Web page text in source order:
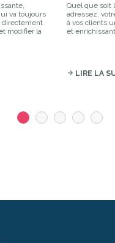
va toujours
directement
modifier la
Quel que soit
adressez,
à vos clients
et
arrow_forward LIRE LA